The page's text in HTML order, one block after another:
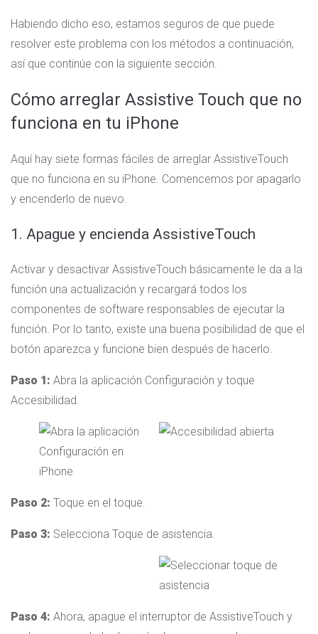
Habiendo dicho eso, estamos seguros de que puede
resolver este problema con los métodos a continuación,
así que continúe con la siguiente sección.
Cómo arreglar Assistive Touch que no
funciona en tu iPhone
Aquí hay siete formas fáciles de arreglar AssistiveTouch
que no funciona en su iPhone. Comencemos por apagarlo
y encenderlo de nuevo.
1. Apague y encienda AssistiveTouch
Activar y desactivar AssistiveTouch básicamente le da a la
función una actualización y recargará todos los
componentes de software responsables de ejecutar la
función. Por lo tanto, existe una buena posibilidad de que el
botón aparezca y funcione bien después de hacerlo.
Paso 1: Abra la aplicación Configuración y toque
Accesibilidad.
Paso 2: Toque en el toque.
Paso 3: Selecciona Toque de asistencia.
Paso 4: Ahora, apague el interruptor de AssistiveTouch y